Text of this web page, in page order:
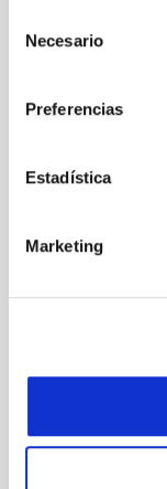
Necesario
Preferencias
Estadística
Marketing